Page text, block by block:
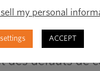
pas aux
des
des attentes
des défauts de
my personal
ACCEPT